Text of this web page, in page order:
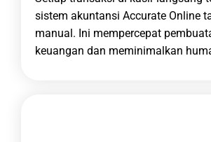
sistem akuntansi Accurate Online
manual. Ini mempercepat
keuangan dan meminimalkan